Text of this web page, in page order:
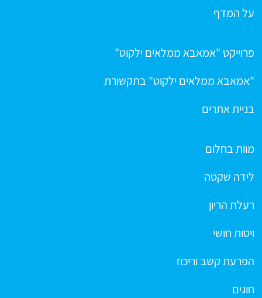
על המדף
פרוייקט "אמאבא ממלאים ילקוט"
"אמאבא ממלאים ילקוט" בתקשורת
בניית אתרים
מוות בחלום
לידה שקטה
רעלת הריון
ויסות חושי
הפרעת קשב וריכוז
חוגים